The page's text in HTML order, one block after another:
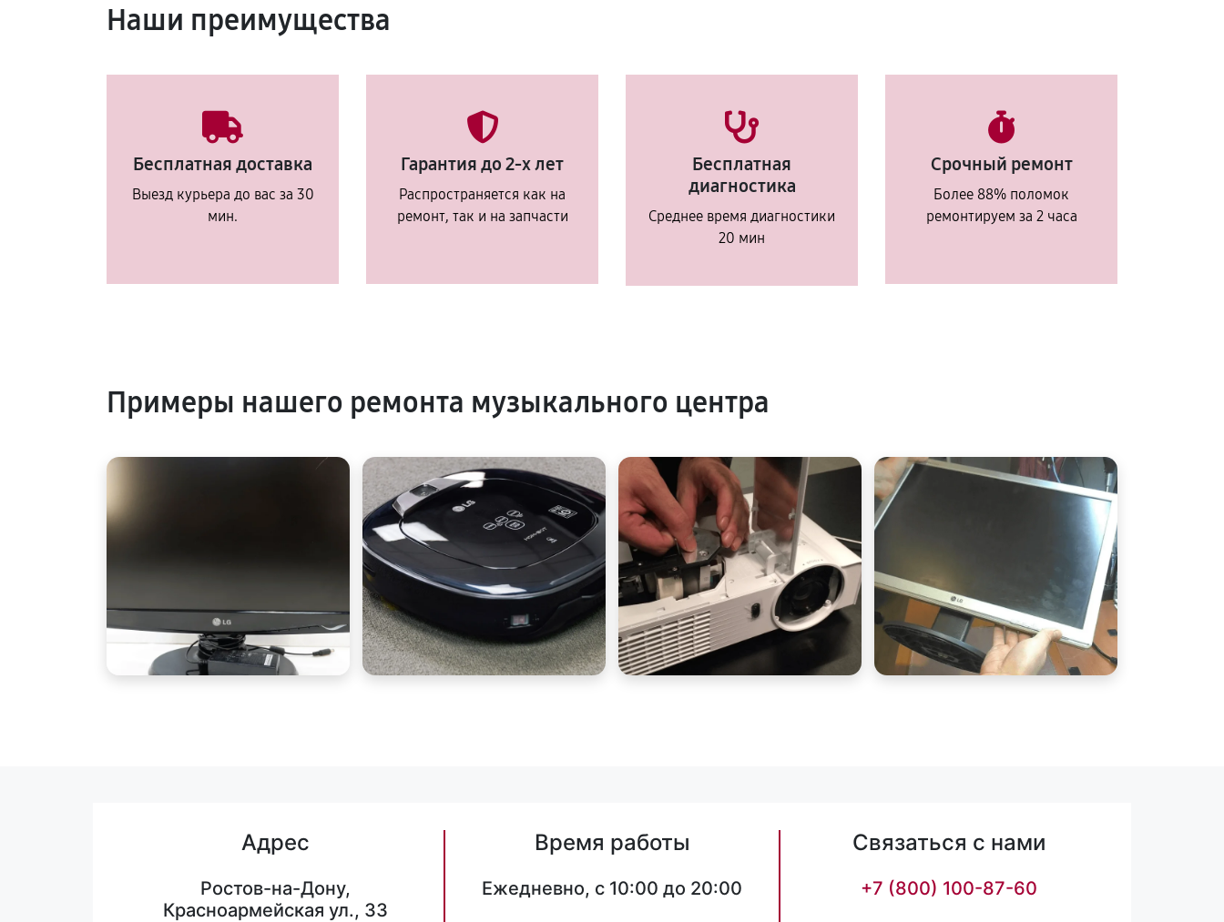
Наши преимущества
Бесплатная доставка
Выезд курьера до вас за 30
мин.
Гарантия до 2-х лет
Распространяется как на
ремонт, так и на запчасти
Бесплатная
диагностика
Среднее время диагностики
20 мин
Срочный ремонт
Более 88% поломок
ремонтируем за 2 часа
Примеры нашего ремонта музыкального центра
Адрес
Ростов-на-Дону,
Красноармейская ул., 33
Время работы
Ежедневно, с 10:00 до 20:00
Связаться с нами
+7 (800) 100-87-60